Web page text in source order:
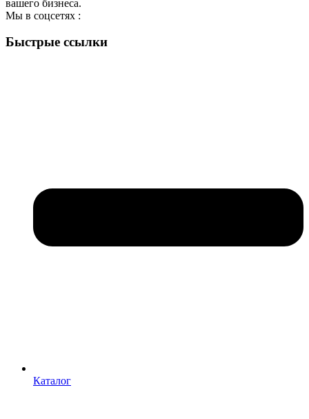
вашего бизнеса.
Мы в соцсетях :
Быстрые ссылки
Каталог